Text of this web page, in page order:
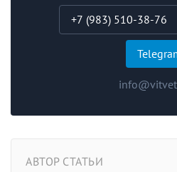
+7 (983) 510-38-76
АВТОР СТАТЬИ